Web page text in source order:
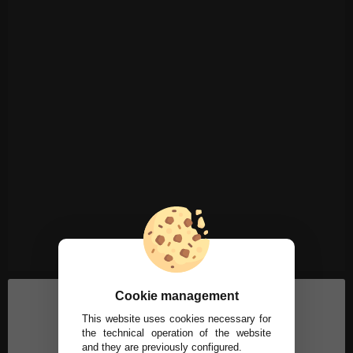
Cookie management
This website uses cookies necessary for
the technical operation of the website
and they are previously configured.